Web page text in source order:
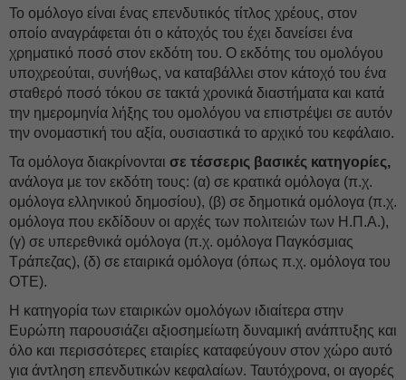
Το ομόλογο είναι ένας επενδυτικός τίτλος χρέους, στον
οποίο αναγράφεται ότι ο κάτοχός του έχει δανείσει ένα
χρηματικό ποσό στον εκδότη του. Ο εκδότης του ομολόγου
υποχρεούται, συνήθως, να καταβάλλει στον κάτοχό του ένα
σταθερό ποσό τόκου σε τακτά χρονικά διαστήματα και κατά
την ημερομηνία λήξης του ομολόγου να επιστρέψει σε αυτόν
την ονομαστική του αξία, ουσιαστικά το αρχικό του κεφάλαιο.
Τα ομόλογα διακρίνονται σε τέσσερις βασικές κατηγορίες,
ανάλογα με τον εκδότη τους: (α) σε κρατικά ομόλογα (π.χ.
ομόλογα ελληνικού δημοσίου), (β) σε δημοτικά ομόλογα (π.χ.
ομόλογα που εκδίδουν οι αρχές των πολιτειών των Η.Π.Α.),
(γ) σε υπερεθνικά ομόλογα (π.χ. ομόλογα Παγκόσμιας
Τράπεζας), (δ) σε εταιρικά ομόλογα (όπως π.χ. ομόλογα του
ΟΤΕ).
Η κατηγορία των εταιρικών ομολόγων ιδιαίτερα στην
Ευρώπη παρουσιάζει αξιοσημείωτη δυναμική ανάπτυξης και
όλο και περισσότερες εταιρίες καταφεύγουν στον χώρο αυτό
για άντληση επενδυτικών κεφαλαίων. Ταυτόχρονα, οι αγορές